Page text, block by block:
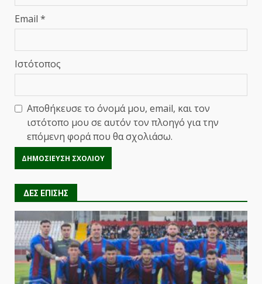
Email *
Ιστότοπος
Αποθήκευσε το όνομά μου, email, και τον
ιστότοπο μου σε αυτόν τον πλοηγό για την
επόμενη φορά που θα σχολιάσω.
ΔΕΣ ΕΠΙΣΗΣ